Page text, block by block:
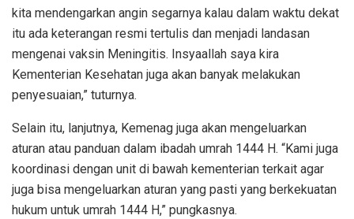
kita mendengarkan angin segarnya kalau dalam waktu dekat
itu ada keterangan resmi tertulis dan menjadi landasan
mengenai vaksin Meningitis. Insyaallah saya kira
Kementerian Kesehatan juga akan banyak melakukan
penyesuaian,” tuturnya.
Selain itu, lanjutnya, Kemenag juga akan mengeluarkan
aturan atau panduan dalam ibadah umrah 1444 H. “Kami juga
koordinasi dengan unit di bawah kementerian terkait agar
juga bisa mengeluarkan aturan yang pasti yang berkekuatan
hukum untuk umrah 1444 H,” pungkasnya.